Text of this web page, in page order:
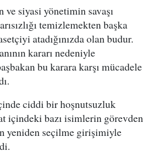
ve siyasi yönetimin savaşı
temizlemekten başka
atadığınızda olan budur.
kararı nedeniyle
bu karara karşı mücadele
ciddi bir hoşnutsuzluk
içindeki bazı isimlerin görevden
yeniden seçilme girişimiyle